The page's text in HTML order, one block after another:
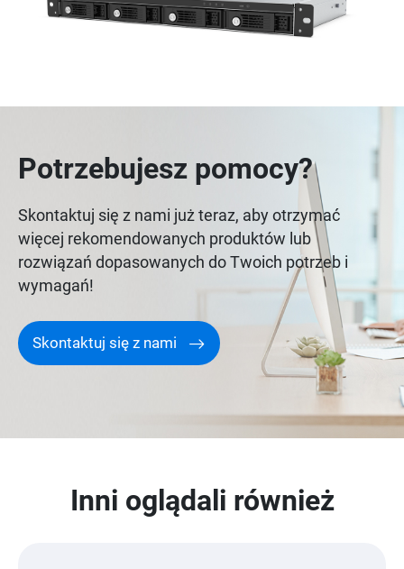
Potrzebujesz pomocy?
Skontaktuj się z nami już teraz, aby otrzymać
więcej rekomendowanych produktów lub
rozwiązań dopasowanych do Twoich potrzeb i
wymagań!
Skontaktuj się z nami
Inni oglądali również